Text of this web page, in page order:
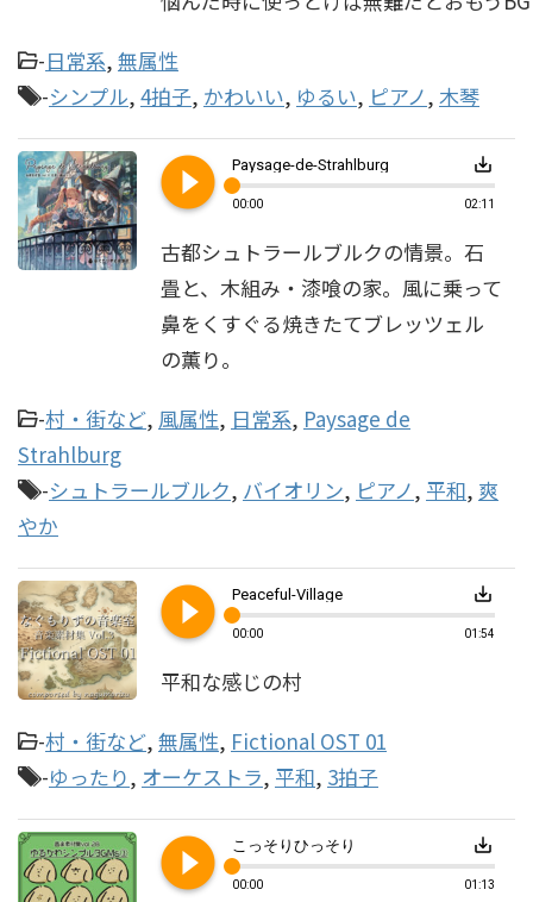
-日常系, 無属性
-シンプル, 4拍子, かわいい, ゆるい, ピアノ, 木琴
play_circle_filled Paysage-de-Strahlburg save_alt
00:00 02:11
古都シュトラールブルクの情景。石
畳と、木組み・漆喰の家。風に乗って
鼻をくすぐる焼きたてブレッツェル
の薫り。
-村・街など, 風属性, 日常系, Paysage de
Strahlburg
-シュトラールブルク, バイオリン, ピアノ, 平和, 爽
やか
play_circle_filled Peaceful-Village save_alt
00:00 01:54
平和な感じの村
-村・街など, 無属性, Fictional OST 01
-ゆったり, オーケストラ, 平和, 3拍子
play_circle_filled こっそりひっそり save_alt
00:00 01:13